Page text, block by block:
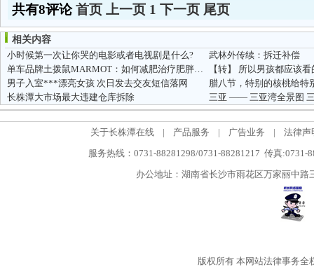
共有8评论首页 上一页 1 下一页 尾页
相关内容
小时候第一次让你哭的电影或者电视剧是什么?
武林外传续：拆迁补偿
单车品牌土拨鼠MARMOT：如何减肥治疗肥胖高血脂症
男子入室***漂亮女孩 次日发去交友短信落网
腊八节，特别的核桃给特
长株潭大市场最大违建仓库拆除
三亚 —— 三亚湾全景图
关于长株潭在线 | 产品服务 | 广告业务 |
法律声
服务热线：0731-88281298/0731-88281217 传真:0731-
办公地址：湖南省长沙市雨花区万家丽中
版权所有本网站法律事务全